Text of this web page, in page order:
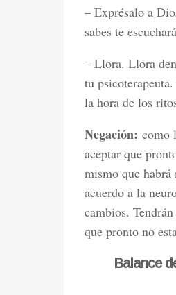
– Exprésalo a
sabes te
– Llora. Llora
tu
la hora de los
Negación: como
aceptar que
mismo que
acuerdo a la
cambios.
que pronto no
Balance